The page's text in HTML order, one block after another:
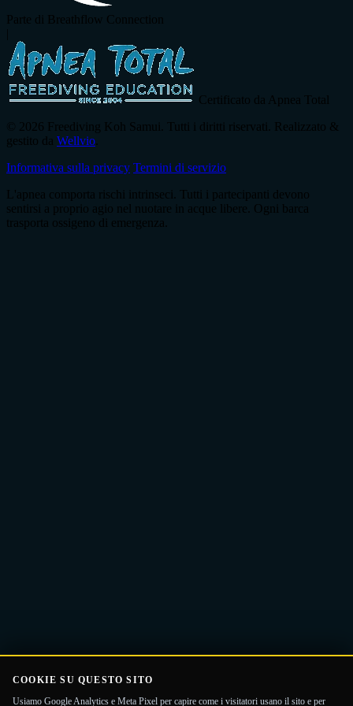
Parte di Breathflow Connection
Certificato da Apnea Total
© 2026 Freediving Koh Samui. Tutti i diritti riservati. Realizzato &
gestito da Wellvio
Informativa sulla privacy Termini di servizio
L'apnea comporta rischi intrinseci. Tutti i partecipanti devono
sentirsi a proprio agio nel nuotare in acque libere. Ogni barca
trasporta ossigeno di emergenza.
COOKIE SU QUESTO SITO
Usiamo Google Analytics e Meta Pixel per capire come i visitatori usano il sito e per